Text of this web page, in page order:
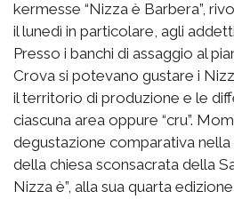
kermesse “Nizza è Barbera”,
il lunedì in particolare, agli
Presso i banchi di assaggio al
Crova si potevano gustare i
il territorio di produzione e le
ciascuna area oppure “cru”.
degustazione comparativa
della chiesa sconsacrata della
Nizza è”, alla sua quarta